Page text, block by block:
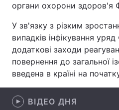
Економіка
Спорт
Техно і зв'язок
Зброя
Здоров'я
органи охорони здоров'я
У зв'язку з різким
випадків інфікування
додаткові заходи
повернення до загальної
введена в країні на
ВІДЕО ДНЯ